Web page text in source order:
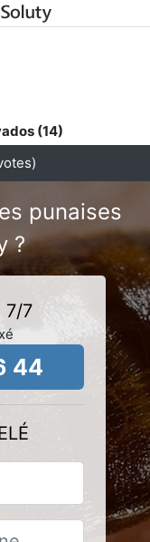
(14)
punaises
?
7/7
44